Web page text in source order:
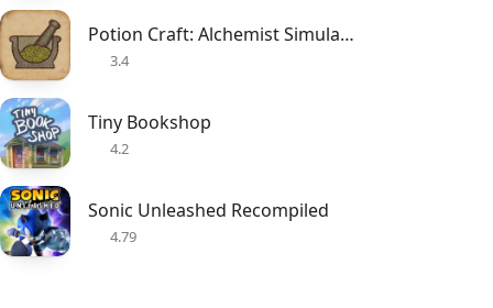
Potion Craft: Alchemist Simulator
3.4
Tiny Bookshop
4.2
Sonic Unleashed Recompiled
4.79